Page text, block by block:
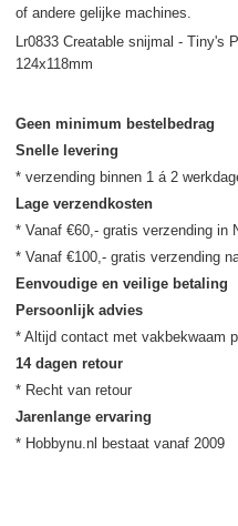
of andere gelijke machines.
Lr0833 Creatable snijmal - Tiny's
124x118mm
Geen minimum bestelbedrag
Snelle levering
Lage verzendkosten
* Vanaf €60,- gratis verzending in
Eenvoudige en veilige betaling
Persoonlijk advies
14 dagen retour
Jarenlange ervaring
* Hobbynu.nl bestaat vanaf 2009